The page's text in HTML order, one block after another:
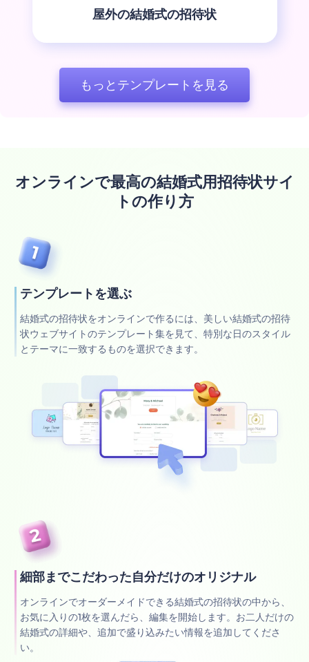
屋外の結婚式の招待状
もっとテンプレートを見る
オンラインで最高の結婚式用招待状サイ
トの作り方
テンプレートを選ぶ
結婚式の招待状をオンラインで作るには、美しい結婚式の招待
状ウェブサイトのテンプレート集を見て、特別な日のスタイル
とテーマに一致するものを選択できます。
細部までこだわった自分だけのオリジナル
オンラインでオーダーメイドできる結婚式の招待状の中から、
お気に入りの1枚を選んだら、編集を開始します。お二人だけの
結婚式の詳細や、追加で盛り込みたい情報を追加してくださ
い。